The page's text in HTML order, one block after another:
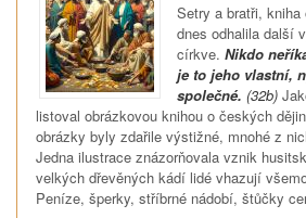
Setry a bratři,
dnes odhalila další
církve. Nikdo
je to jeho vlastní,
společné. (32b)
listoval obrázkovou knihou o českých
obrázky byly zdařile výstižné, mnohé z
Jedna ilustrace znázorňovala vznik
velkých dřevěných kádí lidé vhazují
Peníze, šperky, stříbrné nádobí, štůčky